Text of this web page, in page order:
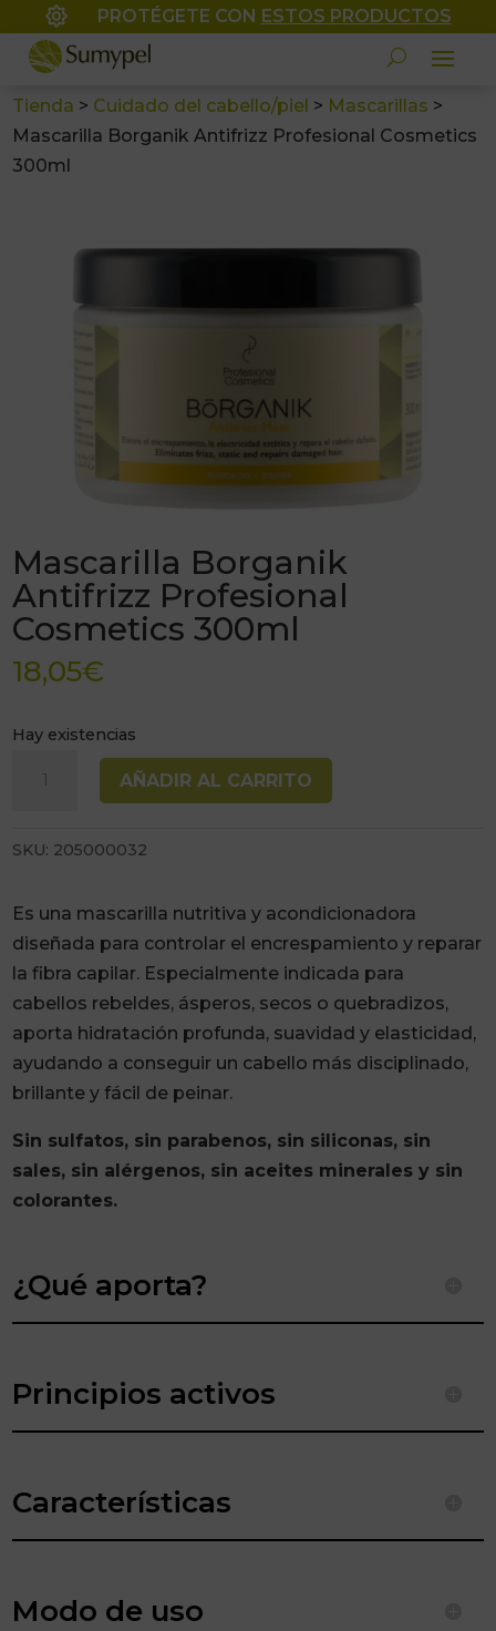
 PROTÉGETE CON ESTOS PRODUCTOS
Tienda > Cuidado del cabello/piel > Mascarillas >
Mascarilla Borganik Antifrizz Profesional Cosmetics
300ml
Mascarilla Borganik
Antifrizz Profesional
Cosmetics 300ml
18,05€
Hay existencias
Mascarilla
Profesional
300ml
cantidad
AÑADIR AL CARRITO
SKU: 205000032
Es una mascarilla nutritiva y acondicionadora
diseñada para controlar el encrespamiento y reparar
la fibra capilar. Especialmente indicada para
cabellos rebeldes, ásperos, secos o quebradizos,
aporta hidratación profunda, suavidad y elasticidad,
ayudando a conseguir un cabello más disciplinado,
brillante y fácil de peinar.
Sin sulfatos, sin parabenos, sin siliconas, sin
sales, sin alérgenos, sin aceites minerales y sin
colorantes.
¿Qué aporta?
Principios activos
Características
Modo de uso